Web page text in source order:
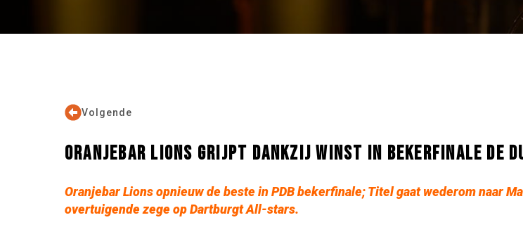
Volgende
ORANJEBAR LIONS GRIJPT DANKZIJ WINST IN BEKERFINALE DE
Oranjebar Lions opnieuw de beste in PDB bekerfinale; Titel gaat wederom naar
overtuigende zege op Dartburgt All-stars.